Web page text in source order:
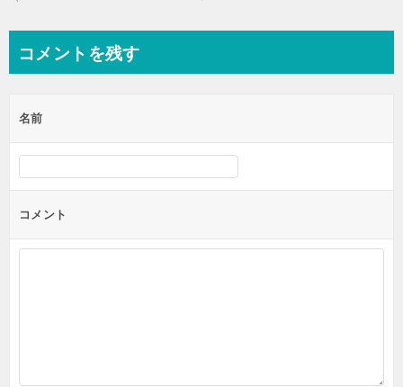
ビ
ー
シ
ン
コメントを残す
名前
コメント